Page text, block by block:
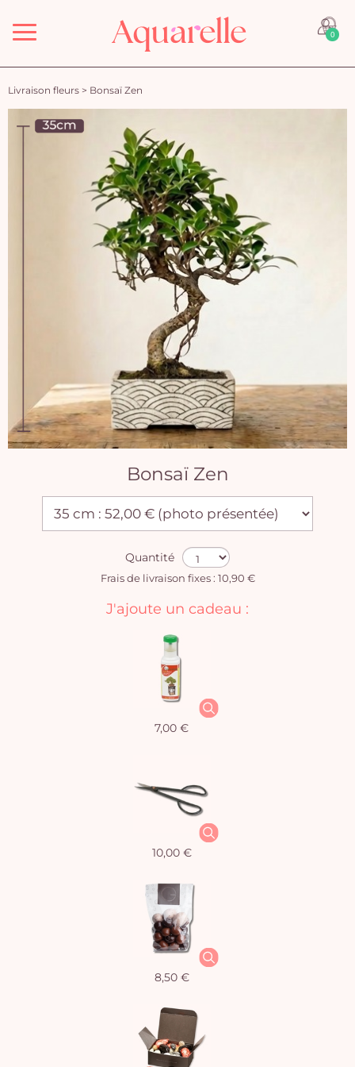
Menu 0
Livraison fleurs > Bonsaï Zen
Bonsaï Zen
Quantité
Frais de livraison fixes : 10,90 €
J'ajoute un cadeau :
7,00 €
10,00 €
8,50 €